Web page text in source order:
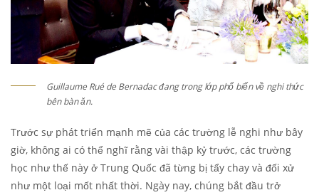
Guillaume Rué de Bernadac đang trong lớp phổ biến về nghi thức
bên bàn ăn.
Trước sự phát triển mạnh mẽ của các trường lễ nghi như bây
giờ, không ai có thể nghĩ rằng vài thập kỷ trước, các trường
học như thế này ở Trung Quốc đã từng bị tẩy chay và đối xử
như một loại mốt nhất thời. Ngày nay, chúng bắt đầu trở